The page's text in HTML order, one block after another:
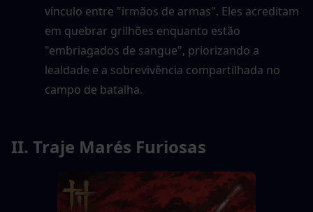
vínculo entre "irmãos de armas". Eles acreditam
em quebrar grilhões enquanto estão
"embriagados de sangue", priorizando a
lealdade e a sobrevivência compartilhada no
campo de batalha.
II. Traje Marés Furiosas